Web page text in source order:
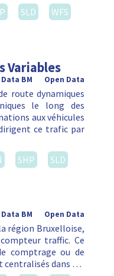
SLD
WFS
Variables
Open Data
Data BM
route dynamiques
le long des
aux véhicules
ce trafic par
SHP
SLD
Open Data
Data BM
région Bruxelloise,
traffic. Ce
comptrage ou de
centralisés dans …